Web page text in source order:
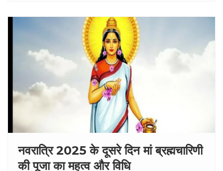
हैं। भविष्य में संभावित ढील के संकेत भी मिले हैं।
नवरात्रि 2025 के दूसरे दिन मां ब्रह्मचारिणी
की पूजा का महत्व और विधि